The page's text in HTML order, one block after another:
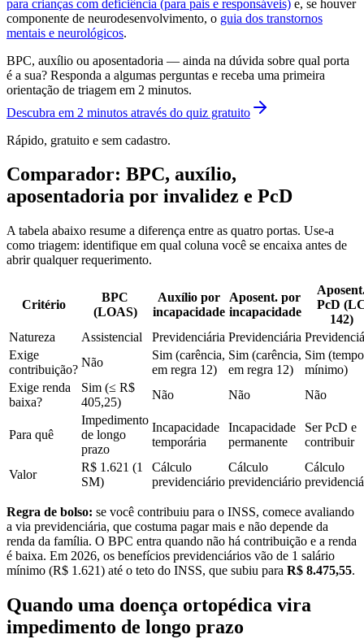
para crianças com deficiência (para pais e responsáveis) e, se houver
componente de neurodesenvolvimento, o guia dos transtornos
mentais e neurológicos.
BPC, auxílio ou aposentadoria — ainda na dúvida sobre qual porta
é a sua? Responda a algumas perguntas e receba uma primeira
orientação de triagem em 2 minutos.
Descubra em 2 minutos através do quiz gratuito
Rápido, gratuito e sem cadastro.
Comparador: BPC, auxílio,
aposentadoria por invalidez e PcD
A tabela abaixo resume a diferença entre as quatro portas. Use-a
como triagem: identifique em qual coluna você se encaixa antes de
abrir qualquer requerimento.
Critério
BPC
(LOAS)
Auxílio por
incapacidade
Aposent. por
incapacidade
PcD
142)
Natureza
Assistencial Previdenciária Previdenciária
Exige
contribuição?
Não
Sim (carência,
em regra 12)
Sim (carência,
em regra 12)
Sim (tempo
mínimo)
Exige renda
baixa?
Sim (≤ R$
405,25)
Não Não Não
Para quê
Impedimento
de longo
prazo
Incapacidade
temporária
Incapacidade
permanente
Ser PcD e
contribuir
Valor
R$ 1.621 (1
SM)
Cálculo
previdenciário
Cálculo
previdenciário
Cálculo
Regra de bolso: se você contribuiu para o INSS, comece avaliando
a via previdenciária, que costuma pagar mais e não depende da
renda da família. O BPC entra quando não há contribuição e a renda
é baixa. Em 2026, os benefícios previdenciários vão de 1 salário
mínimo (R$ 1.621) até o teto do INSS, que subiu para R$ 8.475,55.
Quando uma doença ortopédica vira
impedimento de longo prazo